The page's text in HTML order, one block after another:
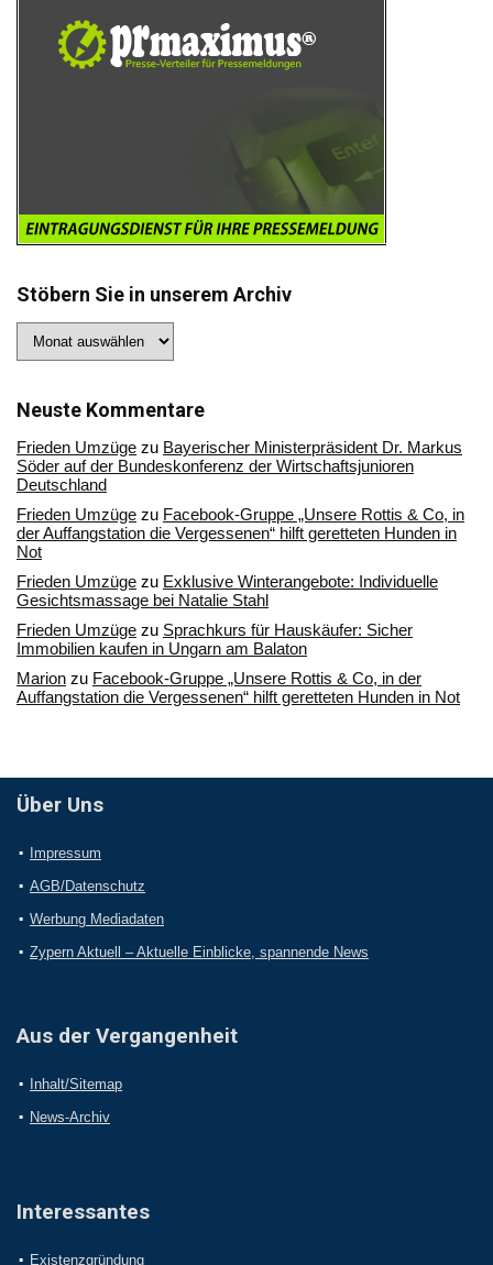
Stöbern Sie in unserem Archiv
Sie
Archiv
Neuste Kommentare
Frieden Umzüge zu Bayerischer Ministerpräsident Dr. Markus
Söder auf der Bundeskonferenz der Wirtschaftsjunioren
Deutschland
Frieden Umzüge zu Facebook-Gruppe „Unsere Rottis & Co, in
der Auffangstation die Vergessenen“ hilft geretteten Hunden in
Not
Frieden Umzüge zu Exklusive Winterangebote: Individuelle
Gesichtsmassage bei Natalie Stahl
Frieden Umzüge zu Sprachkurs für Hauskäufer: Sicher
Immobilien kaufen in Ungarn am Balaton
Marion zu Facebook-Gruppe „Unsere Rottis & Co, in der
Auffangstation die Vergessenen“ hilft geretteten Hunden in Not
Über Uns
Impressum
AGB/Datenschutz
Werbung Mediadaten
Zypern Aktuell – Aktuelle Einblicke, spannende News
Aus der Vergangenheit
Inhalt/Sitemap
News-Archiv
Interessantes
Existenzgründung